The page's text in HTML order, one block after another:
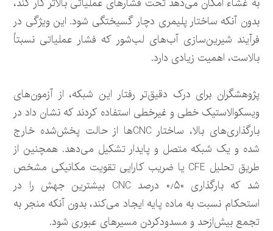
به غشاء امکان می‌دهد تحت فشارهای عملیاتی بالاتر کار کند،
بدون آنکه ساختار پلیمری دچار گسیختگی شود. این ویژگی در
فرآیند شیرین‌سازی آب‌های لب‌شور که فشار عملیاتی نسبتاً
بالاست، اهمیت زیادی دارد.
پژوهشگران برای درک دقیق‌تر رفتار این شبکه، از آزمون‌های
ویسکوالاستیک خطی و غیرخطی استفاده کردند که نشان داد در
بارگذاری‌های بالا، ساختار CNCها از حالت پخش‌شده خارج
شده و یک شبکه متصل و پایدار تشکیل می‌دهد. همچنین از
طریق تحلیل CFE یا ضریب کارایی تقویت مکانیکی مشخص
شد که بارگذاری ۰٫۵۰ درصد CNC بیشترین جهش را در
استحکام نسبت به ماده پایه ایجاد می‌کند، بدون آنکه منجر به
تجمع بیش‌ازحد و مسدودکردن مسیرهای عبوری شود.